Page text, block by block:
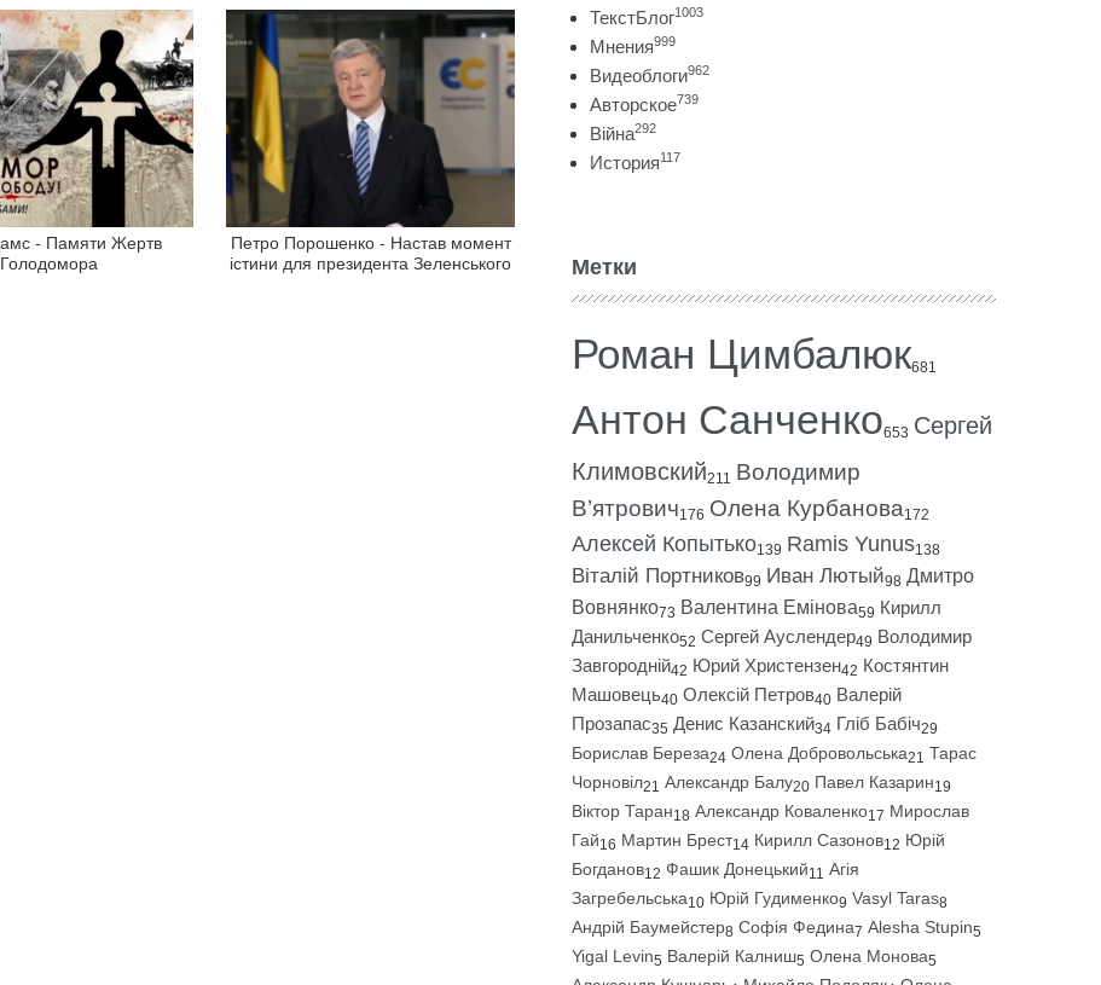
- Памяти Жертв
Голодомора
Петро Порошенко - Настав момент
істини для президента Зеленського
ТекстБлог1003
Мнения999
Видеоблоги962
Авторское739
Війна292
История117
Метки
Роман Цимбалюк681
Антон Санченко653 Сергей
Климовский211 Володимир
В’ятрович176 Олена Курбанова172
Алексей Копытько139 Ramis Yunus138
Віталій Портников99 Иван Лютый98 Дмитро
Вовнянко73 Валентина Емінова59 Кирилл
Данильченко52 Сергей Ауслендер49 Володимир
Завгородній42 Юрий Христензен42 Костянтин
Машовець40 Олексій Петров40 Валерій
Прозапас35 Денис Казанский34 Гліб Бабіч29
Борислав Береза24 Олена Добровольська21 Тарас
Чорновіл21 Александр Балу20 Павел Казарин19
Віктор Таран18 Александр Коваленко17 Мирослав
Гай16 Мартин Брест14 Кирилл Сазонов12 Юрій
Богданов12 Фашик Донецький11 Агія
Загребельська10 Юрій Гудименко9 Vasyl Taras8
Андрій Баумейстер8 Софія Федина7 Alesha Stupin5
Yigal Levin5 Валерій Калниш5 Олена Монова5